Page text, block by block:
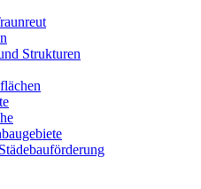
Strukturen